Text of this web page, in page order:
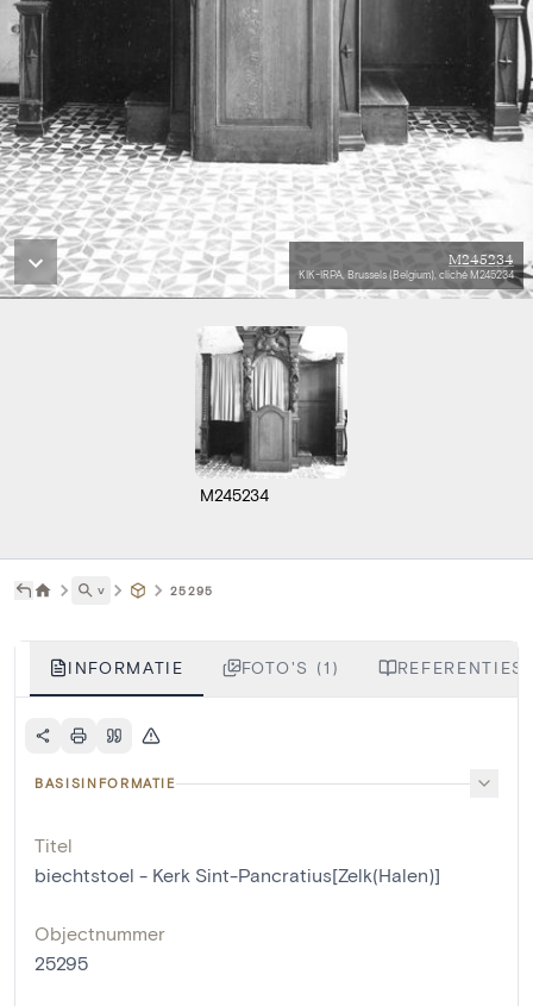
M245234
KIK-IRPA, Brussels (Belgium), cliché M245234
M245234
˅ 25295
INFORMATIE FOTO'S (1)
BASISINFORMATIE
Titel
biechtstoel - Kerk Sint-Pancratius[Zelk(Halen)]
Objectnummer
25295